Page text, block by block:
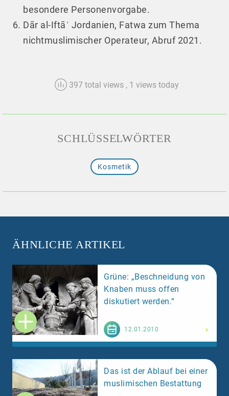
besondere Personenvorgabe.
Dār al-Iftāʾ Jordanien, Fatwa zum Thema
nichtmuslimischer Operateur, Abruf 2021.
397 total views , 1 views today
SCHLÜSSELWÖRTER
Kosmetik
ÄHNLICHE ARTIKEL
Grüne: „Beschneidung von
Knaben muss offen
diskutiert werden.“
12.01.2010
Das ist der Ablauf bei einer
muslimischen Bestattung